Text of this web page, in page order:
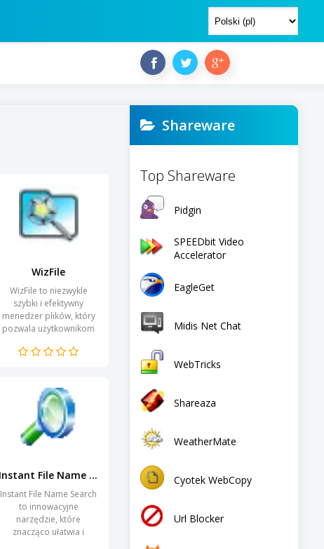
WizFile
WizFile to niezwykle
szybki i efektywny
menedżer plików, który
pozwala użytkownikom
przeszukiwanie i
Instant File Name Search
Instant File Name Search
to innowacyjne
narzędzie, które
znacząco ułatwia i
Shareware
Top Shareware
Pidgin
SPEEDbit Video
Accelerator
EagleGet
Midis Net Chat
WebTricks
Shareaza
WeatherMate
Cyotek WebCopy
Url Blocker